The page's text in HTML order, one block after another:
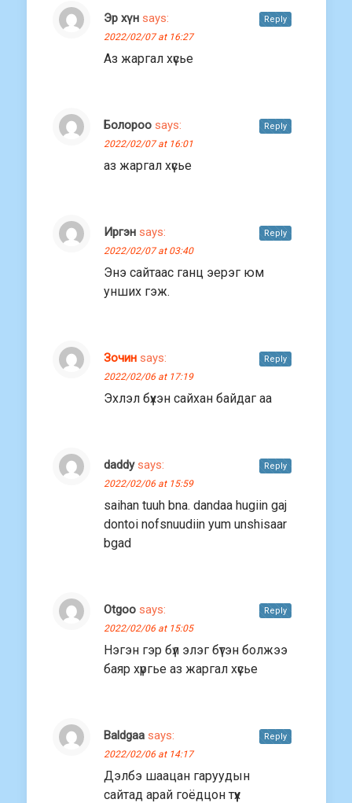
Эр хүн says:
2022/02/07 at 16:27
Аз жаргал хүсье
Reply
Болороо says:
2022/02/07 at 16:01
аз жаргал хүсье
Reply
Иргэн says:
2022/02/07 at 03:40
Энэ сайтаас ганц эерэг юм
унших гэж.
Reply
Зочин says:
2022/02/06 at 17:19
Эхлэл бүхэн сайхан байдаг аа
Reply
daddy says:
2022/02/06 at 15:59
saihan tuuh bna. dandaa hugiin gaj
dontoi nofsnuudiin yum unshisaar
bgad
Reply
Otgoo says:
2022/02/06 at 15:05
Нэгэн гэр бүл элэг бүтэн болжээ
баяр хүргье аз жаргал хүсье
Reply
Baldgaa says:
2022/02/06 at 14:17
Дэлбэ шаацан гаруудын
сайтад арай гоёдцон түүх
Reply